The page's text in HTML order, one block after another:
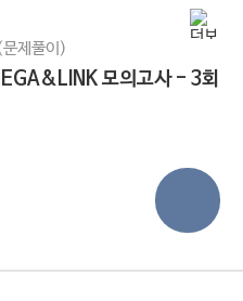
제풀이)
모의고사 - 3회